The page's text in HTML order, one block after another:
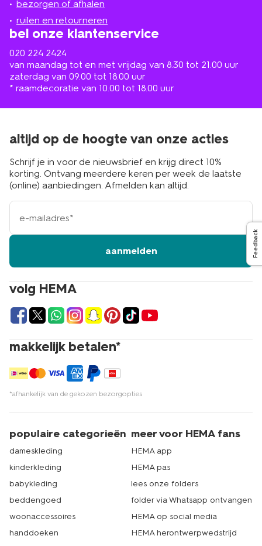
bezorgen of afhalen
ruilen en retourneren
bel onze klantenservice
020 224 2424
van maandag tot en met vrijdag van 8.30 tot 21.00 uur
zaterdag van 09.00 tot 18.00 uur
* raamdecoratie van 10.00 tot 18.00 uur
de
buurt
volg HEMA
makkelijk betalen*
*afhankelijk van de gekozen bezorgopties
altijd op de hoogte van onze acties
Schrijf je in voor de nieuwsbrief en krijg direct 10%
korting. Ontvang meerdere keren per week de laatste
(online) aanbiedingen. Afmelden kan altijd.
e-
mailadres
aanmelden
populaire categorieën
dameskleding
kinderkleding
babykleding
beddengoed
woonaccessoires
handdoeken
meer voor HEMA fans
HEMA app
HEMA pas
lees onze folders
folder via Whatsapp ontvangen
HEMA op social media
HEMA herontwerpwedstrijd
Feedback